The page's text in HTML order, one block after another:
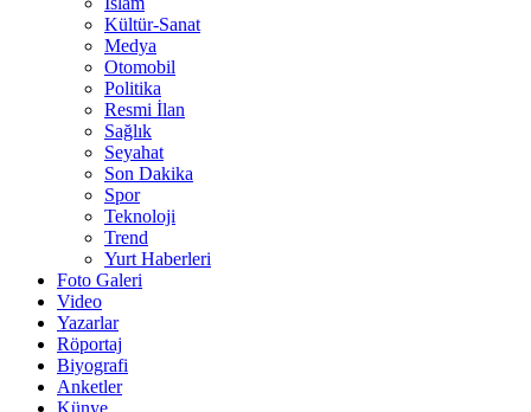
Kültür-Sanat
Medya
Otomobil
Politika
Resmi İlan
Sağlık
Seyahat
Son Dakika
Spor
Teknoloji
Trend
Yurt Haberleri
Foto Galeri
Video
Yazarlar
Röportaj
Biyografi
Anketler
Künye